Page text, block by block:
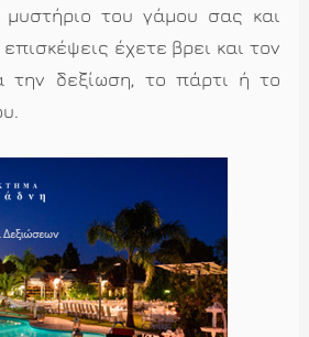
του γάμου σας και
έχετε βρει και τον
την δεξίωση, το πάρτι ή το